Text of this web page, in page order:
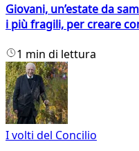
Giovani, un’estate da
i più fragili, per creare
1 min di lettura
I volti del Concilio